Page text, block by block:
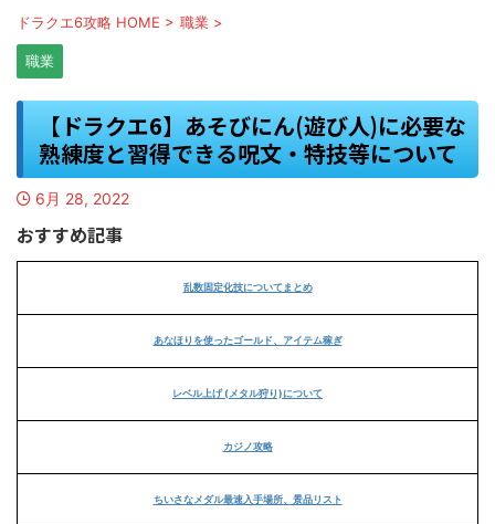
ドラクエ6攻略 HOME > 職業 >
職業
【ドラクエ6】あそびにん(遊び人)に必要な
熟練度と習得できる呪文・特技等について
6月 28, 2022
おすすめ記事
乱数固定化技についてまとめ
あなほりを使ったゴールド、アイテム稼ぎ
レベル上げ (メタル狩り)について
カジノ攻略
ちいさなメダル最速入手場所、景品リスト